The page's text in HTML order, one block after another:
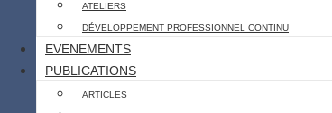
ATELIERS
DÉVELOPPEMENT PROFESSIONNEL CONTINU
EVENEMENTS
PUBLICATIONS
ARTICLES